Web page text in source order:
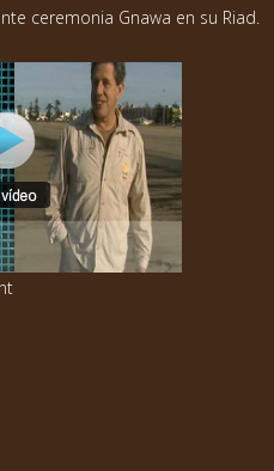
ceremonia Gnawa en su Riad.